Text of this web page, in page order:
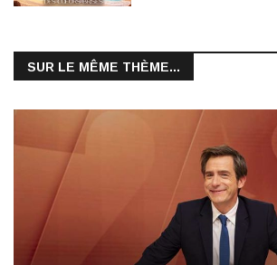
SUR LE MÊME THÈME...